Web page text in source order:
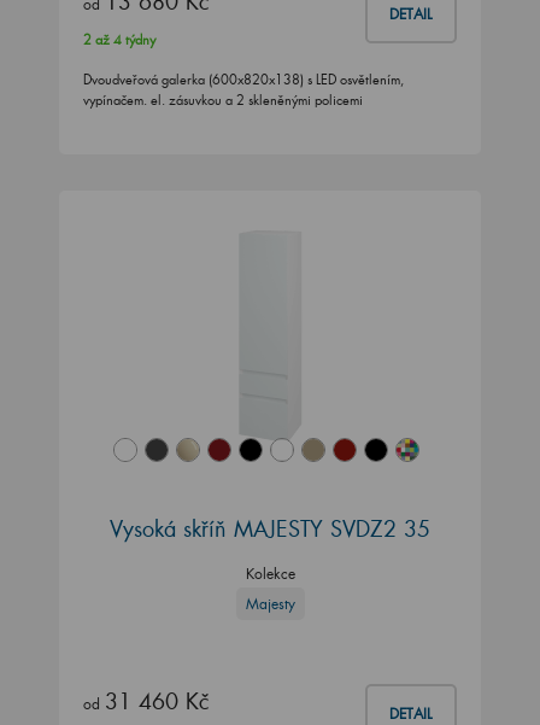
od
DETAIL
2 až 4 týdny
Dvoudveřová galerka (600x820x138) s LED osvětlením,
vypínačem. el. zásuvkou a 2 skleněnými policemi
Vysoká skříň MAJESTY SVDZ2 35
Kolekce
Majesty
od 31 460 Kč DETAIL